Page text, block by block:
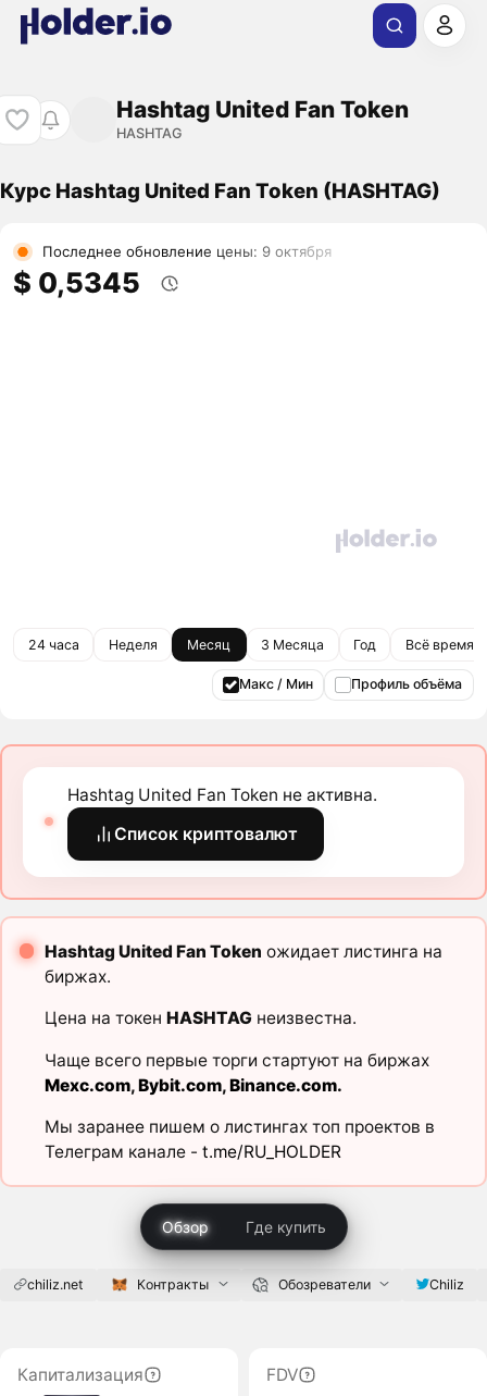
Hashtag United Fan Token
HASHTAG
Курс Hashtag United Fan Token (HASHTAG)
Последнее обновление цены: 9 октября
$ 0,5345
24 часа Неделя Месяц 3 Месяца Год Всё время
Макс / Мин Профиль объёма
Hashtag United Fan Token не активна.
Список криптовалют
Hashtag United Fan Token ожидает листинга на
биржах.
Цена на токен HASHTAGнеизвестна.
Чаще всего первые торги стартуют на биржах
Mexc.com,Bybit.com,Binance.com.
Мы заранее пишем о листингах топ проектов в
Телеграм канале - t.me/RU_HOLDER
Обзор Где купить
chiliz.net Контракты Обозреватели Chiliz
Капитализация
FDV